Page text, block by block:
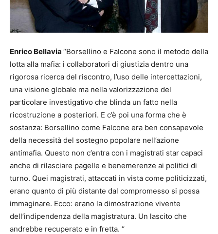
Enrico Bellavia “Borsellino e Falcone sono il metodo della
lotta alla mafia: i collaboratori di giustizia dentro una
rigorosa ricerca del riscontro, l’uso delle intercettazioni,
una visione globale ma nella valorizzazione del
particolare investigativo che blinda un fatto nella
ricostruzione a posteriori. E c’è poi una forma che è
sostanza: Borsellino come Falcone era ben consapevole
della necessità del sostegno popolare nell’azione
antimafia. Questo non c’entra con i magistrati star capaci
anche di rilasciare pagelle e benemerenze ai politici di
turno. Quei magistrati, attaccati in vista come politicizzati,
erano quanto di più distante dal compromesso si possa
immaginare. Ecco: erano la dimostrazione vivente
dell’indipendenza della magistratura. Un lascito che
andrebbe recuperato e in fretta. “